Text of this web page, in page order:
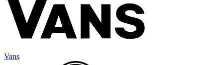
Vans